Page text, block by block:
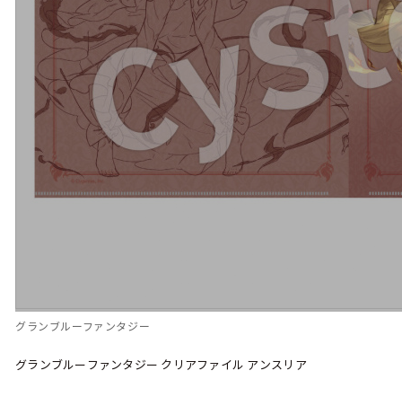
グランブルーファンタジー
グランブルーファンタジー クリアファイル アンスリア